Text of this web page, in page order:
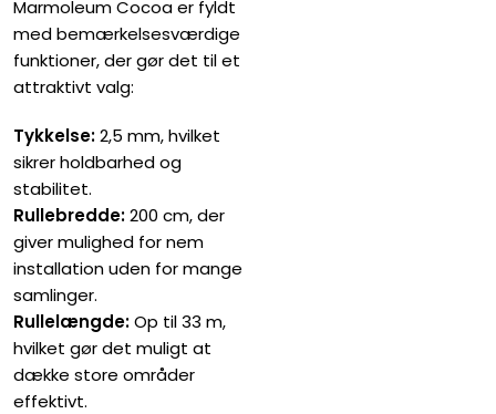
Marmoleum Cocoa er fyldt
med bemærkelsesværdige
funktioner, der gør det til et
attraktivt valg:
Tykkelse:2,5 mm, hvilket
sikrer holdbarhed og
stabilitet.
Rullebredde:200 cm, der
giver mulighed for nem
installation uden for mange
samlinger.
Rullelængde:Op til 33 m,
hvilket gør det muligt at
dække store områder
effektivt.